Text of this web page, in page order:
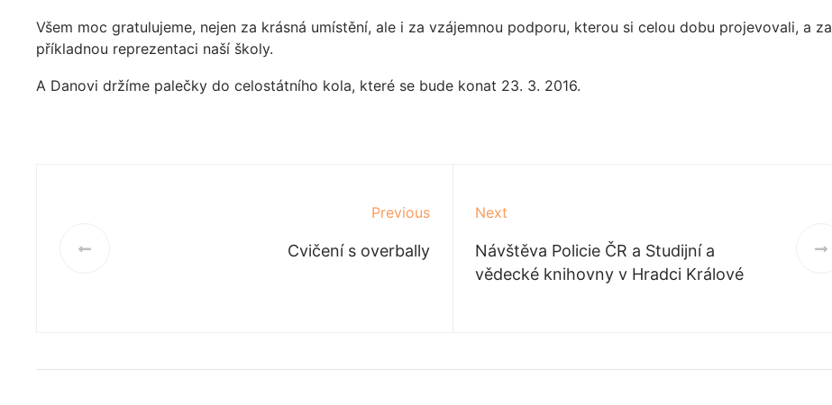
Všem moc gratulujeme, nejen za krásná umístění, ale i za vzájemnou podporu, kterou si celou dobu projevovali, a za
příkladnou reprezentaci naší školy.
A Danovi držíme palečky do celostátního kola, které se bude konat 23. 3. 2016.
Previous
Cvičení s overbally
Next
Návštěva Policie ČR a Studijní a
vědecké knihovny v Hradci Králové